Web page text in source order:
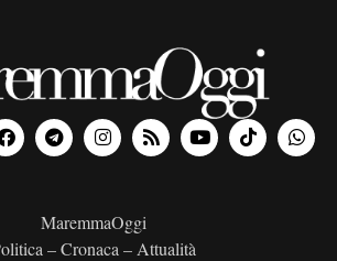
MaremmaOggi
– Cronaca – Attualità